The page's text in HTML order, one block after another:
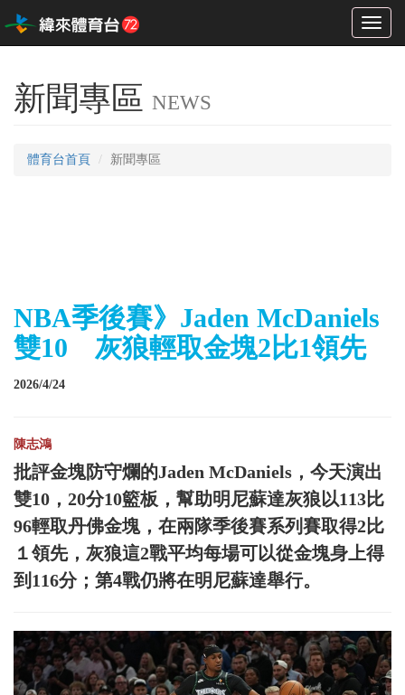
Toggle
新聞專區 NEWS
體育台首頁 新聞專區
NBA季後賽》Jaden McDaniels
雙10 灰狼輕取金塊2比1領先
2026/4/24
陳志鴻
批評金塊防守爛的Jaden McDaniels，今天演出
雙10，20分10籃板，幫助明尼蘇達灰狼以113比
96輕取丹佛金塊，在兩隊季後賽系列賽取得2比
１領先，灰狼這2戰平均每場可以從金塊身上得
到116分；第4戰仍將在明尼蘇達舉行。